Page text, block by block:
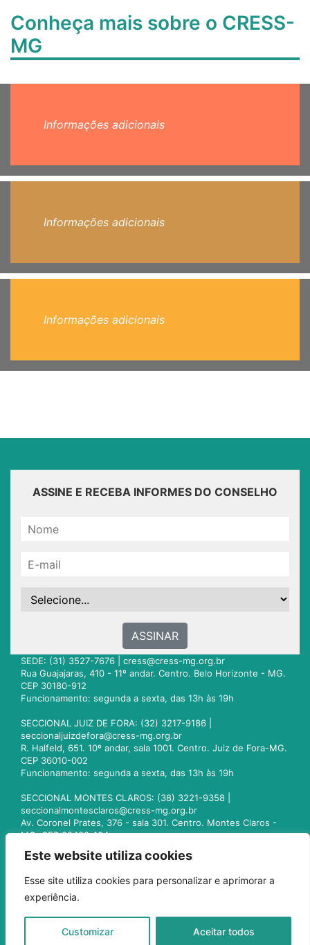
Este website utiliza cookies
Esse site utiliza cookies para personalizar e aprimorar a
experiência.
Customizar Aceitar todos
Conheça mais sobre o CRESS-
MG
Informações adicionais
Informações adicionais
Informações adicionais
ASSINE E RECEBA INFORMES DO CONSELHO
ASSINAR
SEDE: (31) 3527-7676 | cress@cress-mg.org.br
Rua Guajajaras, 410 - 11º andar. Centro. Belo Horizonte - MG.
CEP 30180-912
Funcionamento: segunda a sexta, das 13h às 19h
SECCIONAL JUIZ DE FORA: (32) 3217-9186 |
seccionaljuizdefora@cress-mg.org.br
R. Halfeld, 651. 10º andar, sala 1001. Centro. Juiz de Fora-MG.
CEP 36010-002
Funcionamento: segunda a sexta, das 13h às 19h
SECCIONAL MONTES CLAROS: (38) 3221-9358 |
seccionalmontesclaros@cress-mg.org.br
Av. Coronel Prates, 376 - sala 301. Centro. Montes Claros -
MG. CEP 39400-104
seccionaluberlandia@cress-mg.org.br
Av. Afonso Pena, 547 - sala 101. Uberlândia - MG. CEP